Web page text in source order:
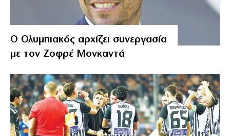
Ο Ολυμπιακός αρχίζει συνεργασία
με τον Ζοφρέ Μονκαντά